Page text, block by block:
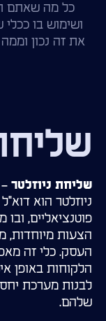
כל מה שאתם
ושימוש בו
את זה נכון
שליחת ניוזלטר
ניוזלטר הוא
פוטנציאליים, ובו
הצעות מיוחדות,
העסק. כלי זה
הלקוחות באופן
לבנות מערכת
שלהם.